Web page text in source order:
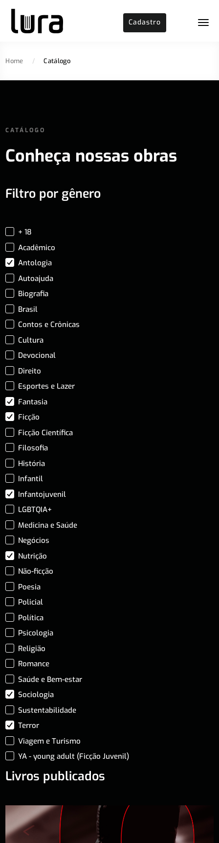
Cadastro
Home / Catálogo
CATÁLOGO
Conheça nossas obras
Filtro por gênero
+ 18
Acadêmico
Antologia
Autoajuda
Biografia
Brasil
Contos e Crônicas
Cultura
Devocional
Direito
Esportes e Lazer
Fantasia
Ficção
Ficção Científica
Filosofia
História
Infantil
Infantojuvenil
LGBTQIA+
Medicina e Saúde
Negócios
Nutrição
Não-ficção
Poesia
Policial
Política
Psicologia
Religião
Romance
Saúde e Bem-estar
Sociologia
Sustentabilidade
Terror
Viagem e Turismo
YA - young adult (Ficção Juvenil)
Livros publicados